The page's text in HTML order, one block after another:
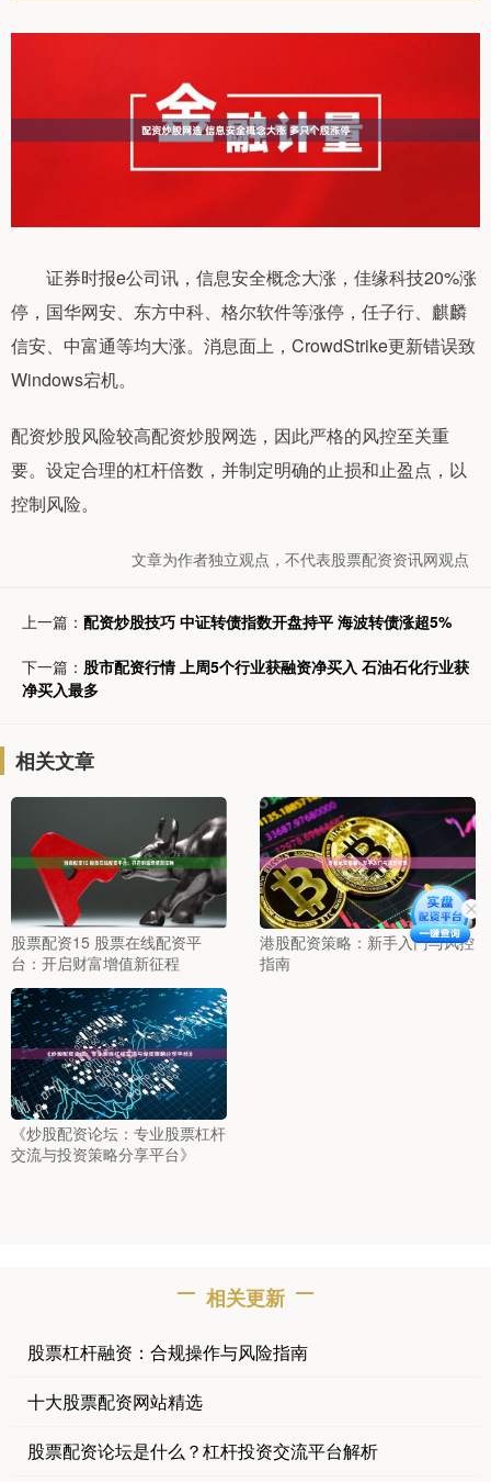
证券时报e公司讯，信息安全概念大涨，佳缘科技20%涨
停，国华网安、东方中科、格尔软件等涨停，任子行、麒麟
信安、中富通等均大涨。消息面上，CrowdStrike更新错误致
Windows宕机。
配资炒股风险较高配资炒股网选，因此严格的风控至关重
要。设定合理的杠杆倍数，并制定明确的止损和止盈点，以
控制风险。
文章为作者独立观点，不代表股票配资资讯网观点
上一篇： 配资炒股技巧 中证转债指数开盘持平 海波转债涨超5%
下一篇： 股市配资行情 上周5个行业获融资净买入 石油石化行业获
净买入最多
相关文章
股票配资15 股票在线配资平
台：开启财富增值新征程
港股配资策略：新手入门与风控
指南
《炒股配资论坛：专业股票杠杆
交流与投资策略分享平台》
相关更新
股票杠杆融资：合规操作与风险指南
十大股票配资网站精选
股票配资论坛是什么？杠杆投资交流平台解析